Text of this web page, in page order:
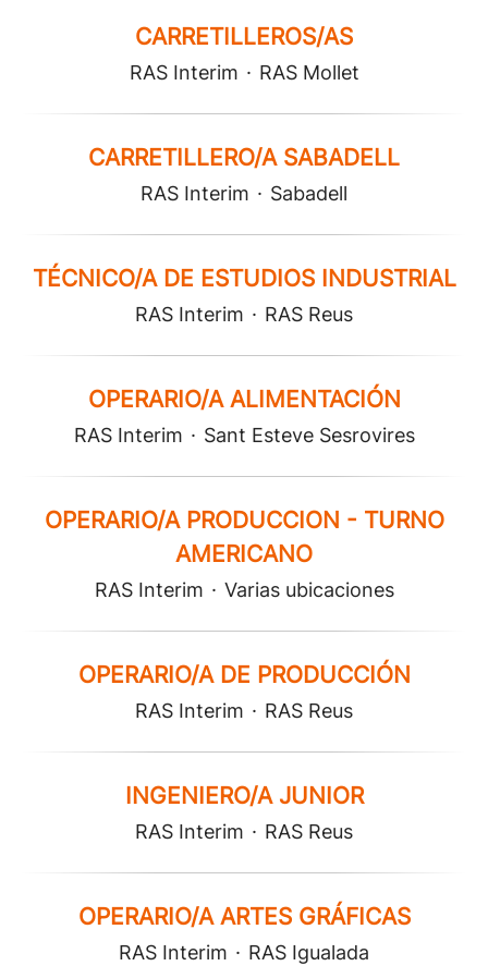
CARRETILLEROS/AS
RAS Interim · RAS Mollet
CARRETILLERO/A SABADELL
RAS Interim · Sabadell
TÉCNICO/A DE ESTUDIOS INDUSTRIAL
RAS Interim · RAS Reus
OPERARIO/A ALIMENTACIÓN
RAS Interim · Sant Esteve Sesrovires
OPERARIO/A PRODUCCION - TURNO
AMERICANO
RAS Interim · Varias ubicaciones
OPERARIO/A DE PRODUCCIÓN
RAS Interim · RAS Reus
INGENIERO/A JUNIOR
RAS Interim · RAS Reus
OPERARIO/A ARTES GRÁFICAS
RAS Interim · RAS Igualada